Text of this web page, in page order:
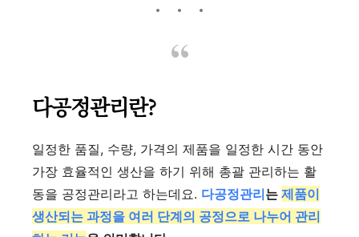
다공정관리란?
일정한 품질, 수량, 가격의 제품을 일정한 시간 동안
가장 효율적인 생산을 하기 위해 총괄 관리하는 활
동을 공정관리라고 하는데요. 다공정관리는 제품이
생산되는 과정을 여러 단계의 공정으로 나누어 관리